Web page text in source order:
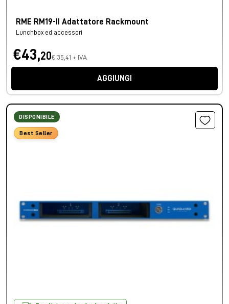
RME RM19-II Adattatore Rackmount
Lunchbox ed accessori
€43,20€ 35,41 + IVA
AGGIUNGI
DISPONIBILE
Best Seller